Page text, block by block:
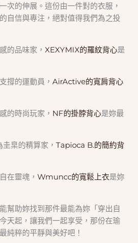
次的伸展。這份由一件對的衣服，
自信與專注，絕對值得我們為之投
的品味家，XEXYMIX的羅紋背心是
撐的運動員，AirActive的寬肩背心
的時尚玩家， NF的掛脖背心是妳最
圭臬的精算家，Tapioca B.的簡約背
在靈魂，Wmuncc的寬鬆上衣是妳
幫助妳找到那件最能為妳「穿出自
天起，讓我們一起享受，那份在瑜
純粹的平靜與美好吧！